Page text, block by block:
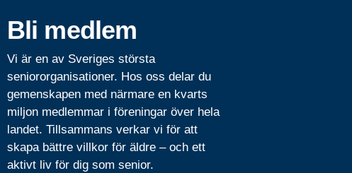
Bli medlem
Vi är en av Sveriges största
seniororganisationer. Hos oss delar du
gemenskapen med närmare en kvarts
miljon medlemmar i föreningar över hela
landet. Tillsammans verkar vi för att
skapa bättre villkor för äldre – och ett
aktivt liv för dig som senior.